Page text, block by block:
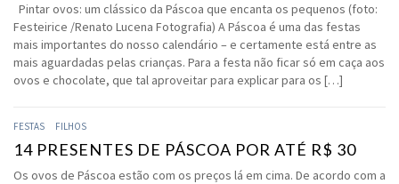
Pintar ovos: um clássico da Páscoa que encanta os pequenos (foto:
Festeirice /Renato Lucena Fotografia) A Páscoa é uma das festas
mais importantes do nosso calendário – e certamente está entre as
mais aguardadas pelas crianças. Para a festa não ficar só em caça aos
ovos e chocolate, que tal aproveitar para explicar para os […]
FESTAS FILHOS
14 PRESENTES DE PÁSCOA POR ATÉ R$ 30
Os ovos de Páscoa estão com os preços lá em cima. De acordo com a